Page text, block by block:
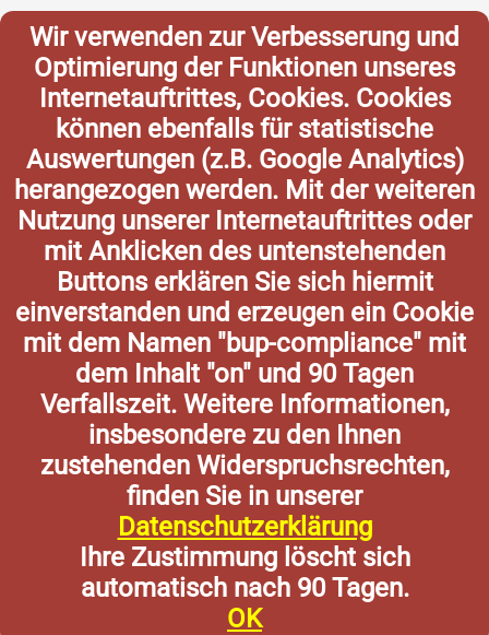
Wir verwenden zur Verbesserung und
Optimierung der Funktionen unseres
Internetauftrittes, Cookies. Cookies
können ebenfalls für statistische
Auswertungen (z.B. Google Analytics)
herangezogen werden. Mit der weiteren
Nutzung unserer Internetauftrittes oder
mit Anklicken des untenstehenden
Buttons erklären Sie sich hiermit
einverstanden und erzeugen ein Cookie
mit dem Namen "bup-compliance" mit
dem Inhalt "on" und 90 Tagen
Verfallszeit. Weitere Informationen,
insbesondere zu den Ihnen
zustehenden Widerspruchsrechten,
finden Sie in unserer
Datenschutzerklärung
Ihre Zustimmung löscht sich
automatisch nach 90 Tagen.
OK